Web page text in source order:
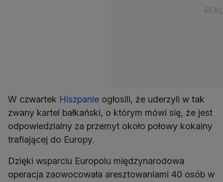
W czwartek Hiszpanie ogłosili, że uderzyli w tak
zwany kartel bałkański, o którym mówi się, że jest
odpowiedzialny za przemyt około połowy kokainy
trafiającej do Europy.
Dzięki wsparciu Europolu międzynarodowa
operacja zaowocowała aresztowaniami 40 osób w